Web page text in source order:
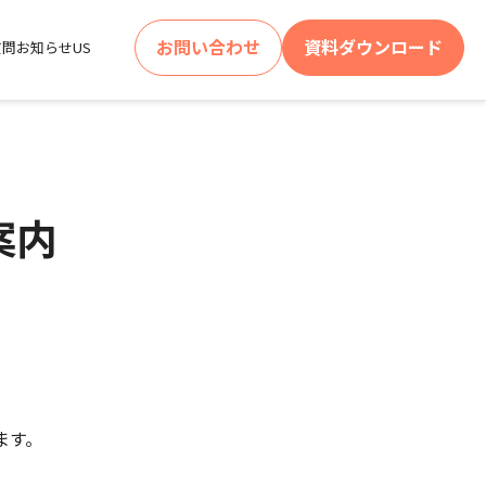
お知らせUS お問い合わせ 資料ダウンロード
内
。